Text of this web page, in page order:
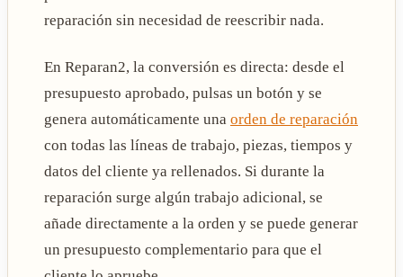
reparación sin necesidad de reescribir nada.
En Reparan2, la conversión es directa: desde el
presupuesto aprobado, pulsas un botón y se
genera automáticamente una orden de reparación
con todas las líneas de trabajo, piezas, tiempos y
datos del cliente ya rellenados. Si durante la
reparación surge algún trabajo adicional, se
añade directamente a la orden y se puede generar
un presupuesto complementario para que el